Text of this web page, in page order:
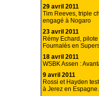
29 avril 2011
Tim Reeves, triple
engagé à Nogaro
23 avril 2011
Rémy Echard,
Fournalès en
18 avril 2011
WSBK Assen :
9 avril 2011
Rossi et Hayden
à Jerez en Espagne.